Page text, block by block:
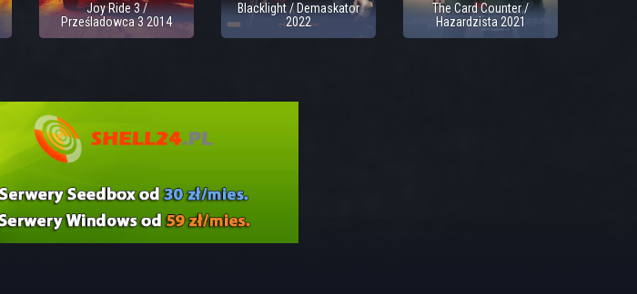
Joy Ride 3 /
Prześladowca 3 2014
Blacklight / Demaskator
2022
The Card Counter /
Hazardzista 2021